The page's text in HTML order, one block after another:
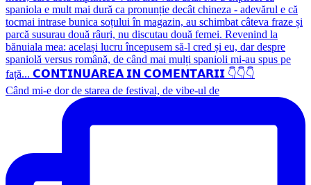
Când mi-e dor de starea de festival, de vibe-ul de